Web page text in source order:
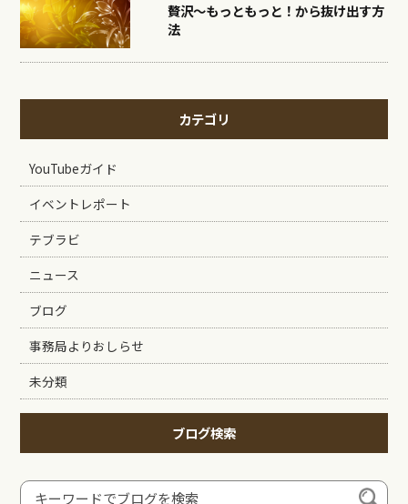
贅沢〜もっともっと！から抜け出す方
法
カテゴリ
YouTubeガイド
イベントレポート
テブラビ
ニュース
ブログ
事務局よりおしらせ
未分類
ブログ検索